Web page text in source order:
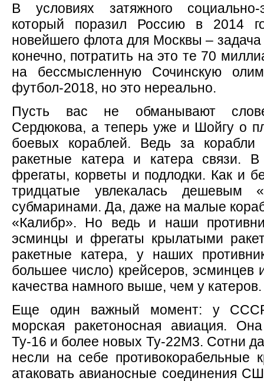
В условиях затяжного социально-
который поразил Россию в 2014
новейшего флота для Москвы –
конечно, потратить на это те 70
на бессмысленную Сочинскую
футбол-2018, но это нереально.
Пусть вас не обманывают
Сердюкова, а теперь уже и Шойгу о
боевых кораблей. Ведь за
ракетные катера и катера связи.
фрегаты, корветы и подлодки. Как и
тридцатые увлекалась дешевым
субмаринами. Да, даже на малые
«Калибр». Но ведь и наши
эсминцы и фрегаты крылатыми
ракетные катера, у наших
большее число) крейсеров,
качества намного выше, чем у катеров.
Еще один важный момент: у
морская ракетоносная авиация.
Ту-16 и более новых Ту-22М3. Сотни
несли на себе противокорабельные
атаковать авианосные соединения